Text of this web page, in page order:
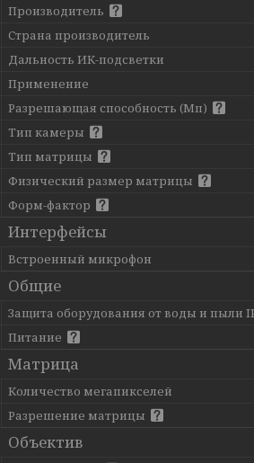
Производитель
Страна производитель
Дальность ИК-подсветки
Применение
Разрешающая способность (Мп)
Тип камеры
Тип матрицы
Физический размер матрицы
Форм-фактор
Интерфейсы
Встроенный микрофон
Общие
Защита оборудования от воды и пыли
Питание
Матрица
Количество мегапикселей
Разрешение матрицы
Объектив